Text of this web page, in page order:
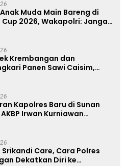
Muda Main Bareng di
Cup 2026, Wakapolri: Jangan
Krembangan dan
Panen Sawi Caisim,
Kapolres Baru di Sunan
Irwan Kurniawan
Care, Cara Polres
Dekatkan Diri ke